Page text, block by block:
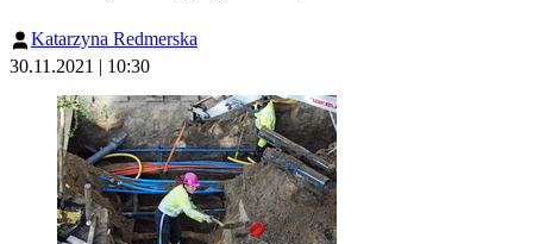
Katarzyna Redmerska
30.11.2021 | 10:30